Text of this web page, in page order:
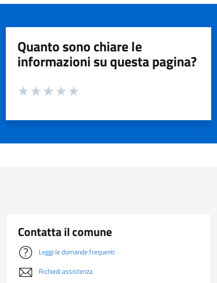
Quanto sono chiare le
informazioni su questa pagina?
Valuta da 1 a 5 stelle la pagina
Contatta il comune
Leggi le domande frequenti
Richiedi assistenza